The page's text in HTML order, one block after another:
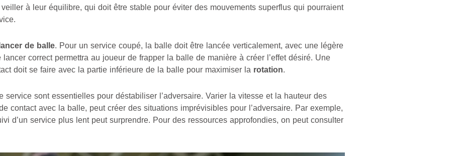
à leur équilibre, qui doit être stable pour éviter des mouvements superflus qui pourraient
lancer de balle. Pour un service coupé, la balle doit être lancée verticalement, avec une légère
lancer correct permettra au joueur de frapper la balle de manière à créer l’effet désiré. Une
doit se faire avec la partie inférieure de la balle pour maximiser la rotation.
service sont essentielles pour déstabiliser l’adversaire. Varier la vitesse et la hauteur des
contact avec la balle, peut créer des situations imprévisibles pour l’adversaire. Par exemple,
d’un service plus lent peut surprendre. Pour des ressources approfondies, on peut consulter